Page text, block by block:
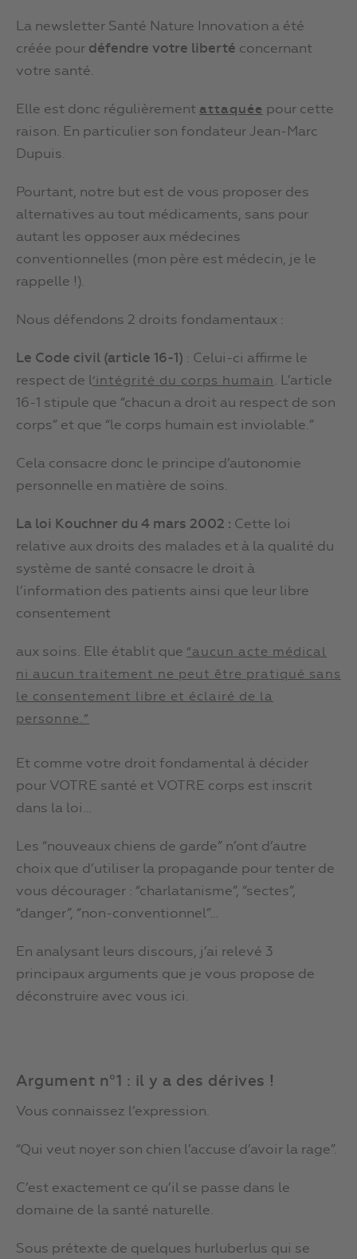
La newsletter Santé Nature Innovation a été
créée pour défendre votre liberté concernant
votre santé.
Elle est donc régulièrement attaquée pour cette
raison. En particulier son fondateur Jean-Marc
Dupuis.
Pourtant, notre but est de vous proposer des
alternatives au tout médicaments, sans pour
autant les opposer aux médecines
conventionnelles (mon père est médecin, je le
rappelle !).
Nous défendons 2 droits fondamentaux :
Le Code civil (article 16-1) : Celui-ci affirme le
respect de l‘intégrité du corps humain. L’article
16-1 stipule que “chacun a droit au respect de son
corps” et que “le corps humain est inviolable.”
Cela consacre donc le principe d’autonomie
personnelle en matière de soins.
La loi Kouchner du 4 mars 2002 : Cette loi
relative aux droits des malades et à la qualité du
système de santé consacre le droit à
l’information des patients ainsi que leur libre
consentement
aux soins. Elle établit que “aucun acte médical
ni aucun traitement ne peut être pratiqué sans
le consentement libre et éclairé de la
personne.”
Et comme votre droit fondamental à décider
pour VOTRE santé et VOTRE corps est inscrit
dans la loi…
Les “nouveaux chiens de garde” n’ont d’autre
choix que d’utiliser la propagande pour tenter de
vous décourager : “charlatanisme”, “sectes”,
“danger”, “non-conventionnel”…
En analysant leurs discours, j’ai relevé 3
principaux arguments que je vous propose de
déconstruire avec vous ici.
Argument n°1 : il y a des dérives !
Vous connaissez l’expression.
“Qui veut noyer son chien l’accuse d’avoir la rage”.
C’est exactement ce qu’il se passe dans le
domaine de la santé naturelle.
Sous prétexte de quelques hurluberlus qui se